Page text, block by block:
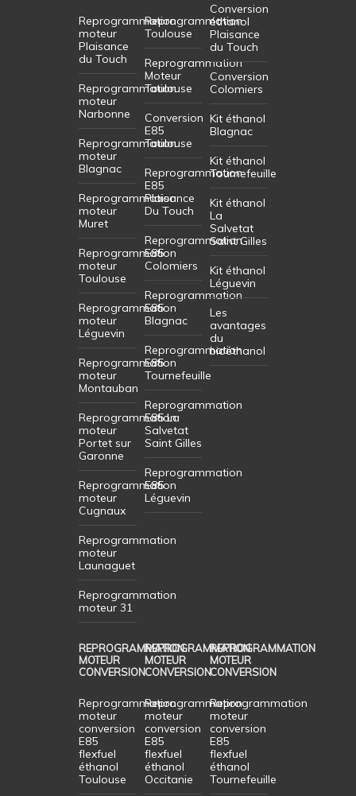
Reprogrammation
moteur
Plaisance
du Touch
Reprogrammation
moteur
Narbonne
Reprogrammation
moteur
Blagnac
Reprogrammation
moteur
Muret
Reprogrammation
moteur
Toulouse
Reprogrammation
moteur
Léguevin
Reprogrammation
moteur
Montauban
Reprogrammation
moteur
Portet sur
Garonne
Reprogrammation
moteur
Cugnaux
Reprogrammation
moteur
Launaguet
Reprogrammation
moteur 31
Reprogrammation
Toulouse
Reprogrammation
Moteur
Toulouse
Conversion
E85
Toulouse
Reprogrammation
E85
Plaisance
Du Touch
Reprogrammation
E85
Colomiers
Reprogrammation
E85
Blagnac
Reprogrammation
E85
Tournefeuille
Reprogrammation
E85 La
Salvetat
Saint Gilles
Reprogrammation
E85
Léguevin
Conversion
éthanol
Plaisance
du Touch
Conversion
Colomiers
Kit éthanol
Blagnac
Kit éthanol
Tournefeuille
Kit éthanol
La
Salvetat
Saint Gilles
Kit éthanol
Léguevin
Les
avantages
du
bioéthanol
REPROGRAMMATION
MOTEUR
CONVERSION
Reprogrammation
moteur
conversion
E85
flexfuel
éthanol
Toulouse
REPROGRAMMATION
MOTEUR
CONVERSION
Reprogrammation
moteur
conversion
E85
flexfuel
éthanol
Occitanie
REPROGRAMMATION
MOTEUR
CONVERSION
Reprogrammation
moteur
conversion
E85
flexfuel
éthanol
Tournefeuille